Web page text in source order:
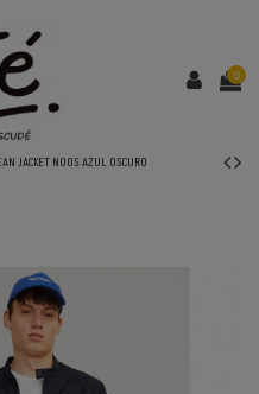
0
JACKET NOOS AZUL OSCURO